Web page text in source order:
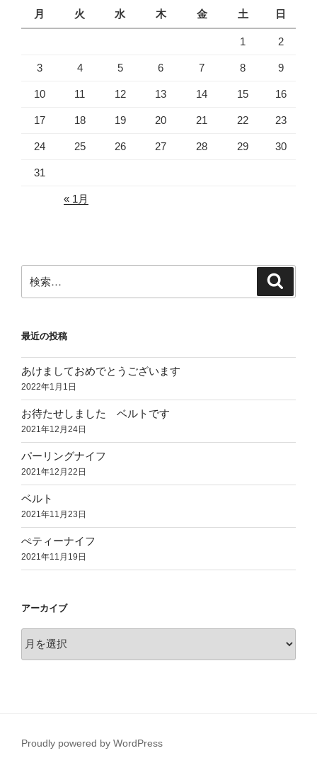
ョ
月
火 水 木 金 土 日
1 2
3 4 5 6 7 8 9
10 11 12 13 14 15 16
17 18 19 20 21 22 23
24 25 26 27 28 29 30
31
« 1月
索:
最近の投稿
あけましておめでとうございます
2022年1月1日
お待たせしました ベルトです
2021年12月24日
パーリングナイフ
2021年12月22日
ベルト
2021年11月23日
ぺティーナイフ
2021年11月19日
アーカイブ
ア
ー
Proudly powered by WordPress